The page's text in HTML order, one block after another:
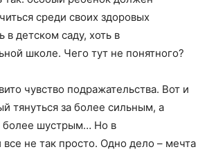
среди своих здоровых
в детском саду, хоть в
школе. Чего тут не понятного?
чувство подражательства. Вот и
тянуться за более сильным, а
более шустрым… Но в
все не так просто. Одно дело – мечта